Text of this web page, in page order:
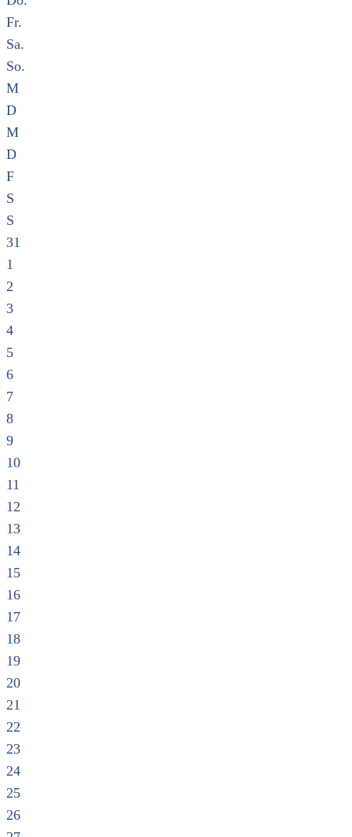
Fr.
Sa.
So.
M
D
M
D
F
S
S
31
1
2
3
4
5
6
7
8
9
10
11
12
13
14
15
16
17
18
19
20
21
22
23
24
25
26